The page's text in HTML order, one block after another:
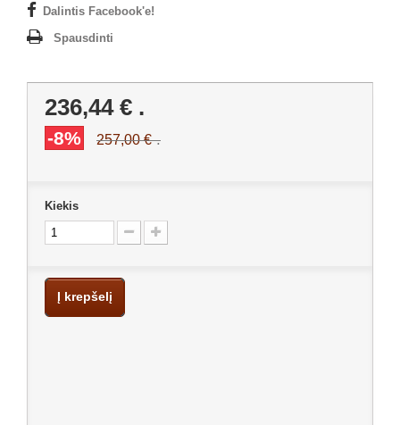
Dalintis Facebook'e!
Spausdinti
236,44 € .
-8% 257,00 €.
Kiekis
Į krepšelį